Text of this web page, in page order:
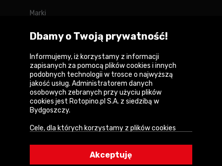
Marki
Kontakt
Forum
Copyright © 2026
Polityka prywatności i zasady korzystania z
Informacja o plikach cookies
Dbamy o Twoją prywatność!
Informujemy, iż korzystamy z informacji
zapisanych za pomocą plików cookies i innych
podobnych technologii w trosce o najwyższą
jakość usług. Administratorem danych
osobowych zebranych przy użyciu plików
cookies jest Rotopino.pl S.A. z siedzibą w
Bydgoszczy.
Cele, dla których korzystamy z plików cookies
• Uwierzytelnienie użytkowników w serwisie,
Akceptuję